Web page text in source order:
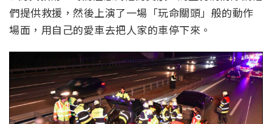
們提供救援，然後上演了一場「玩命關頭」般的動作
場面，用自己的愛車去把人家的車停下來。